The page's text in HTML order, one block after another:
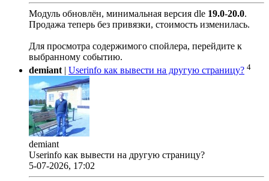
Модуль обновлён, минимальная версия dle 19.0-20.0.
Продажа теперь без привязки, стоимость изменилась.
Для просмотра содержимого спойлера, перейдите к
выбранному событию.
demiant | Userinfo как вывести на другую страницу? 4
demiant
Userinfo как вывести на другую страницу?
5-07-2026, 17:02